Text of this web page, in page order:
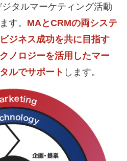
ジタルマーケティング活動
す。 MAとCRMの両システ
ジネス成功を共に目指す
ノロジーを活用したマー
ルでサポート します。